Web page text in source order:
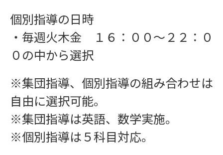
インフォメーション
個別指導の日時
・毎週火木金 １６：００〜２２：０
０の中から選択
※集団指導、個別指導の組み合わせは
自由に選択可能。
※集団指導は英語、数学実施。
※個別指導は５科目対応。